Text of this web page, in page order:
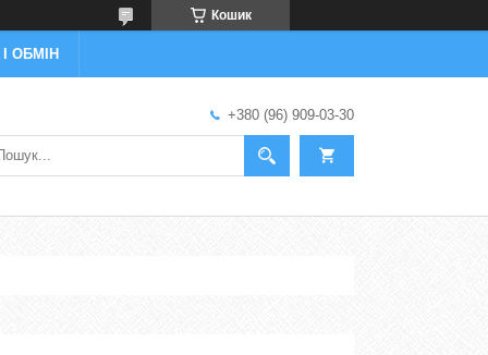
Кошик
ОБМІН
+380 (96) 909-03-30